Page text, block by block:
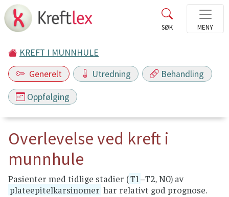
KREFT I MUNNHULE
Generelt
Utredning Behandling
Oppfølging
Overlevelse ved kreft i
munnhule
Pasienter med tidlige stadier (T1 –T2, N0) av
plateepitelkarsinomer har relativt god prognose.